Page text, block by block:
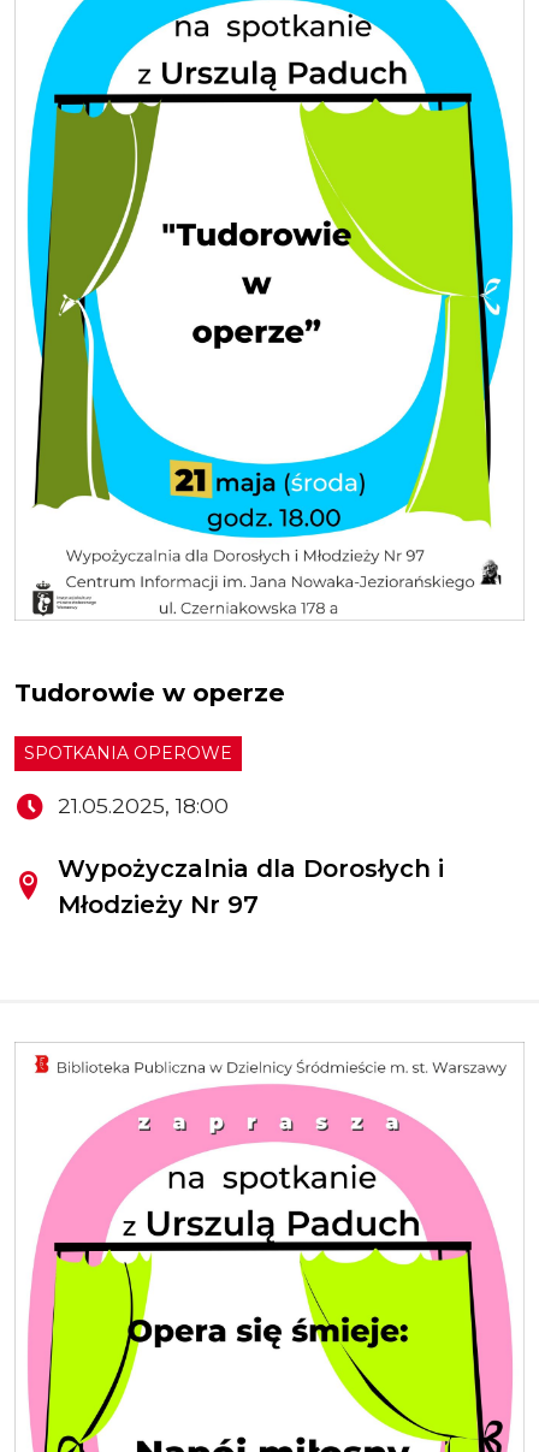
Tudorowie w operze
SPOTKANIA OPEROWE
21.05.2025, 18:00
Wypożyczalnia dla Dorosłych i
Młodzieży Nr 97